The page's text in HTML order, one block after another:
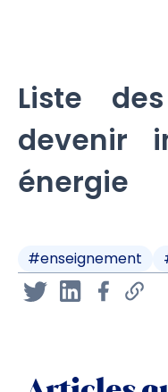
Liste
devenir
énergie
#enseignement